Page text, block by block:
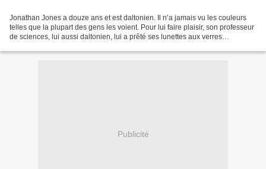
Jonathan Jones a douze ans et est daltonien. Il n’a jamais vu les couleurs
telles que la plupart des gens les voient. Pour lui faire plaisir, son professeur
de sciences, lui aussi daltonien, lui a prêté ses lunettes aux verres
Publicité